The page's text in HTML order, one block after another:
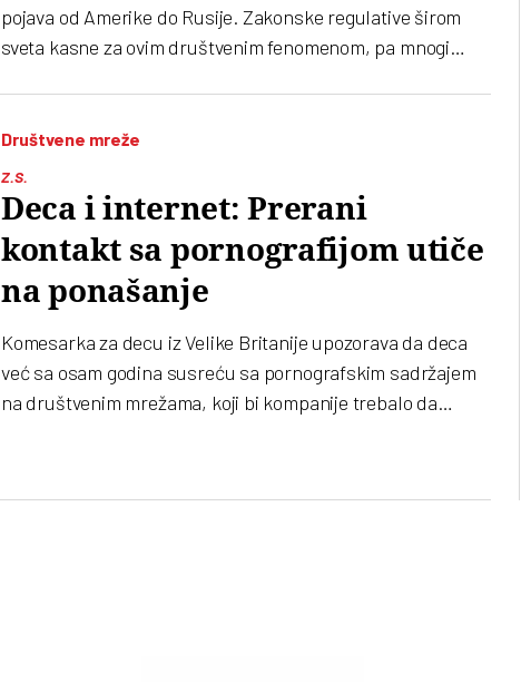
pojava od Amerike do Rusije. Zakonske regulative širom
sveta kasne za ovim društvenim fenomenom, pa mnogi
oštrice, jer dok javnost zvanično osuđuje roditelje
influensere, publika je zapravo gladna takvog sadržaja”,
kaže za “Vreme” edukatorka o bezbednosti dece na internet
Katarina Jonev
Društvene mreže
Z.S.
Deca i internet: Prerani
kontakt sa pornografijom utiče
na ponašanje
Komesarka za decu iz Velike Britanije upozorava da deca
već sa osam godina susreću sa pornografskim sadržajem
na društvenim mrežama, koji bi kompanije trebalo da